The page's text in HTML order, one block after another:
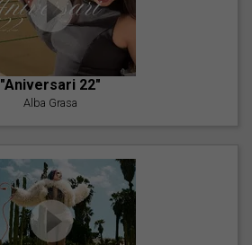
"Aniversari 22"
Alba Grasa